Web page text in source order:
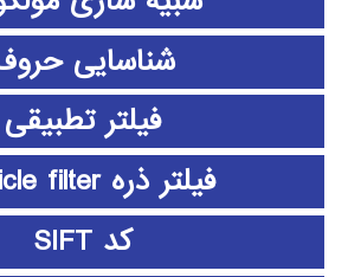
شناسایی
فیلتر تطبیقی
فیلتر ذره particle filter
کد SIFT